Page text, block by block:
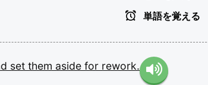
単語を覚える
set them aside for rework.